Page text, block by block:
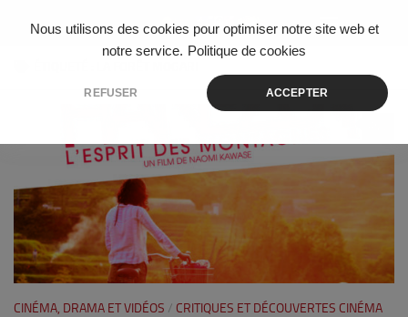
Nous utilisons des cookies pour optimiser notre site web et
notre service. Politique de cookies
REFUSER ACCEPTER
Skip to content
CINÉMA, DRAMA ET VIDÉOS / CRITIQUES ET DÉCOUVERTES CINÉMA